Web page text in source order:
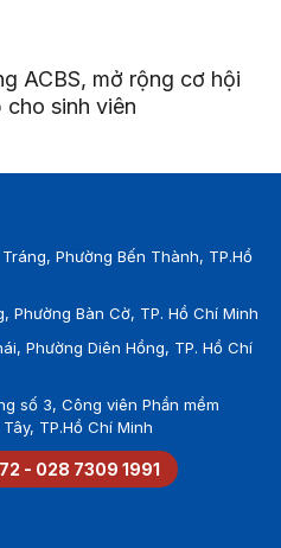
ACBS, mở rộng cơ hội
sinh viên
Phường Bến Thành, TP.Hồ
Phường Bàn Cờ, TP. Hồ Chí Minh
Phường Diên Hồng, TP. Hồ Chí
số 3, Công viên Phần mềm
TP.Hồ Chí Minh
- 028 7309 1991